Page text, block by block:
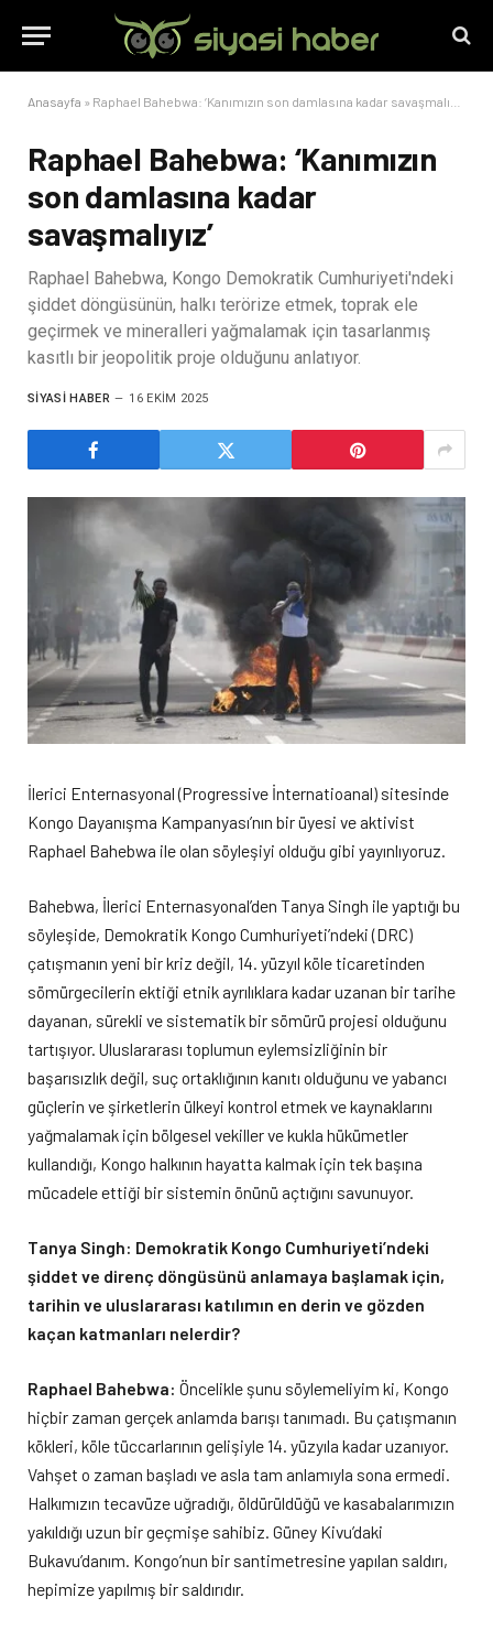
Anasayfa » Raphael Bahebwa: ‘Kanımızın son damlasına kadar savaşmalıyız’
Raphael Bahebwa: ‘Kanımızın
son damlasına kadar
savaşmalıyız’
Raphael Bahebwa, Kongo Demokratik Cumhuriyeti'ndeki
şiddet döngüsünün, halkı terörize etmek, toprak ele
geçirmek ve mineralleri yağmalamak için tasarlanmış
kasıtlı bir jeopolitik proje olduğunu anlatıyor.
SIYASI HABER 16 EKIM 2025
İlerici Enternasyonal (Progressive İnternatioanal) sitesinde
Kongo Dayanışma Kampanyası’nın bir üyesi ve aktivist
Raphael Bahebwa ile olan söyleşiyi olduğu gibi yayınlıyoruz.
Bahebwa, İlerici Enternasyonal’den Tanya Singh ile yaptığı bu
söyleşide, Demokratik Kongo Cumhuriyeti’ndeki (DRC)
çatışmanın yeni bir kriz değil, 14. yüzyıl köle ticaretinden
sömürgecilerin ektiği etnik ayrılıklara kadar uzanan bir tarihe
dayanan, sürekli ve sistematik bir sömürü projesi olduğunu
tartışıyor. Uluslararası toplumun eylemsizliğinin bir
başarısızlık değil, suç ortaklığının kanıtı olduğunu ve yabancı
güçlerin ve şirketlerin ülkeyi kontrol etmek ve kaynaklarını
yağmalamak için bölgesel vekiller ve kukla hükümetler
kullandığı, Kongo halkının hayatta kalmak için tek başına
mücadele ettiği bir sistemin önünü açtığını savunuyor.
Tanya Singh: Demokratik Kongo Cumhuriyeti’ndeki
şiddet ve direnç döngüsünü anlamaya başlamak için,
tarihin ve uluslararası katılımın en derin ve gözden
kaçan katmanları nelerdir?
Raphael Bahebwa: Öncelikle şunu söylemeliyim ki, Kongo
hiçbir zaman gerçek anlamda barışı tanımadı. Bu çatışmanın
kökleri, köle tüccarlarının gelişiyle 14. yüzyıla kadar uzanıyor.
Vahşet o zaman başladı ve asla tam anlamıyla sona ermedi.
Halkımızın tecavüze uğradığı, öldürüldüğü ve kasabalarımızın
yakıldığı uzun bir geçmişe sahibiz. Güney Kivu’daki
Bukavu’danım. Kongo’nun bir santimetresine yapılan saldırı,
hepimize yapılmış bir saldırıdır.